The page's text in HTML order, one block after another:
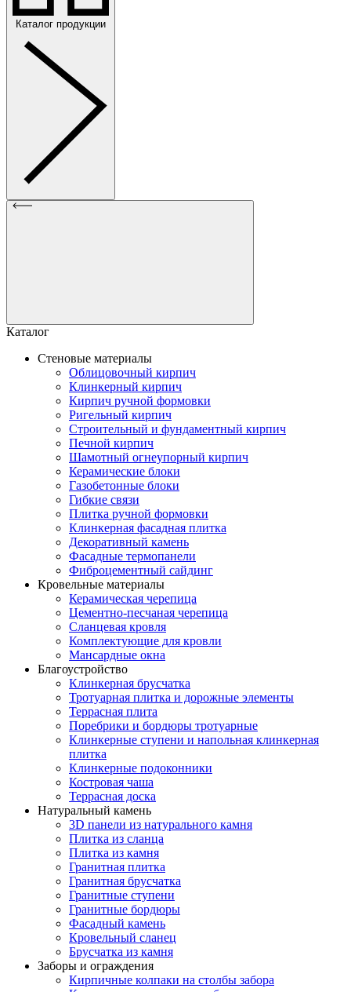
Каталог продукции
Каталог
Стеновые материалы
Облицовочный кирпич
Клинкерный кирпич
Кирпич ручной формовки
Ригельный кирпич
Строительный и фундаментный кирпич
Печной кирпич
Шамотный огнеупорный кирпич
Керамические блоки
Газобетонные блоки
Гибкие связи
Плитка ручной формовки
Клинкерная фасадная плитка
Декоративный камень
Фасадные термопанели
Фиброцементный сайдинг
Кровельные материалы
Керамическая черепица
Цементно-песчаная черепица
Сланцевая кровля
Комплектующие для кровли
Мансардные окна
Благоустройство
Клинкерная брусчатка
Тротуарная плитка и дорожные элементы
Террасная плита
Поребрики и бордюры тротуарные
Клинкерные ступени и напольная клинкерная
плитка
Клинкерные подоконники
Костровая чаша
Террасная доска
Натуральный камень
3D панели из натурального камня
Плитка из сланца
Плитка из камня
Гранитная плитка
Гранитная брусчатка
Гранитные ступени
Гранитные бордюры
Фасадный камень
Кровельный сланец
Брусчатка из камня
Заборы и ограждения
Кирпичные колпаки на столбы забора